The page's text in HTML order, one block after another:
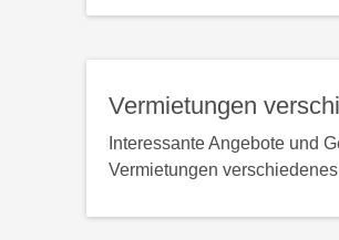
Vermietungen
Interessante Angebote und
Vermietungen